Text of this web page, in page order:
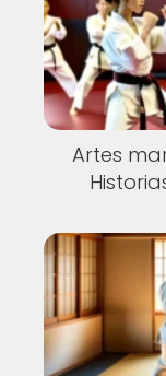
Artes